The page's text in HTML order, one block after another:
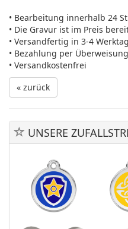
• Bearbeitung innerhalb 24
• Die Gravur ist im Preis
• Versandfertig in 3-4
• Bezahlung per
• Versandkostenfrei
« zurück
UNSERE